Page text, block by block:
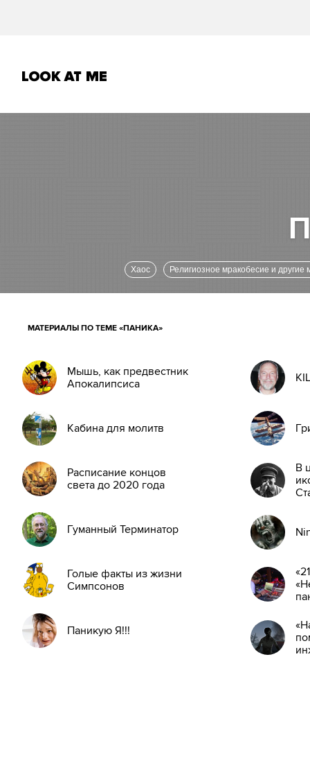
Хаос Религиозное мракобесие и
МАТЕРИАЛЫ ПО ТЕМЕ «ПАНИКА»
Мышь, как предвестник
Апокалипсиса
Кабина для молитв
Расписание концов
света до 2020 года
Гуманный Терминатор
Голые факты из жизни
Симпсонов
Паникую Я!!!
В